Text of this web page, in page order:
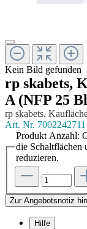
Kein Bild gefunden
rp skabets,
A (NFP 25
rp skabets,
Art. Nr. 7002242711
Produkt Anzahl:
die Schaltflächen
reduzieren.
Zur Angebotsnotiz
Hilfe